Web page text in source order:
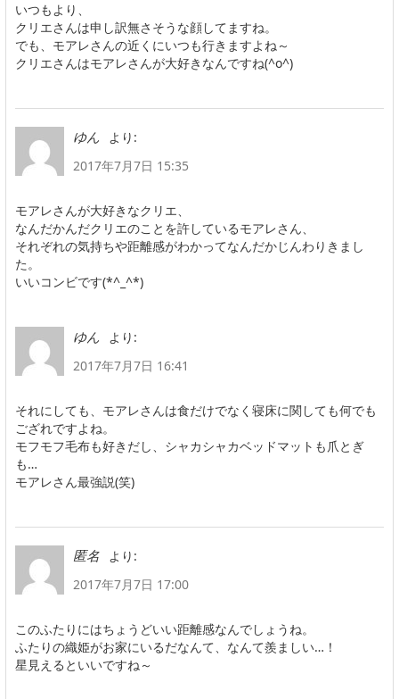
いつもより、
クリエさんは申し訳無さそうな顔してますね。
でも、モアレさんの近くにいつも行きますよね～
クリエさんはモアレさんが大好きなんですね(^o^)
ゆん
より:
2017年7月7日 15:35
モアレさんが大好きなクリエ、
なんだかんだクリエのことを許しているモアレさん、
それぞれの気持ちや距離感がわかってなんだかじんわりきまし
た。
いいコンビです(*^_^*)
ゆん
より:
2017年7月7日 16:41
それにしても、モアレさんは食だけでなく寝床に関しても何でも
ござれですよね。
モフモフ毛布も好きだし、シャカシャカベッドマットも爪とぎ
も…
モアレさん最強説(笑)
匿名
より:
2017年7月7日 17:00
このふたりにはちょうどいい距離感なんでしょうね。
ふたりの織姫がお家にいるだなんて、なんて羨ましい…！
星見えるといいですね～